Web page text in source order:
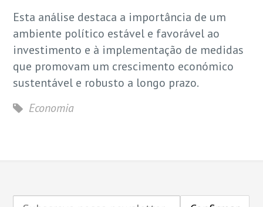
Esta análise destaca a importância de um
ambiente político estável e favorável ao
investimento e à implementação de medidas
que promovam um crescimento económico
sustentável e robusto a longo prazo.
Economia